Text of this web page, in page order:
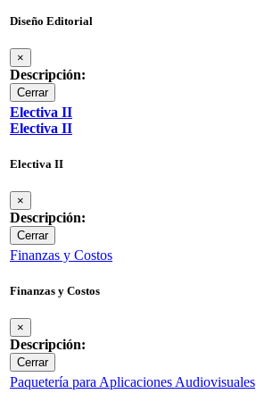
Diseño Editorial
×
Descripción:
Cerrar
Electiva II
Electiva II
Electiva II
×
Descripción:
Cerrar
Finanzas y Costos
Finanzas y Costos
×
Descripción:
Cerrar
Paquetería para Aplicaciones Audiovisuales